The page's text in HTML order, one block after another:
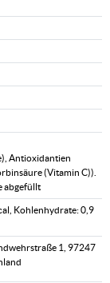
Antioxidantien
(Vitamin C)).
abgefüllt
Kohlenhydrate: 0,9
1, 97247